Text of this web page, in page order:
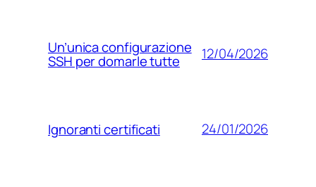
Un’unica configurazione
SSH per domarle tutte 12/04/2026
Ignoranti certificati 24/01/2026